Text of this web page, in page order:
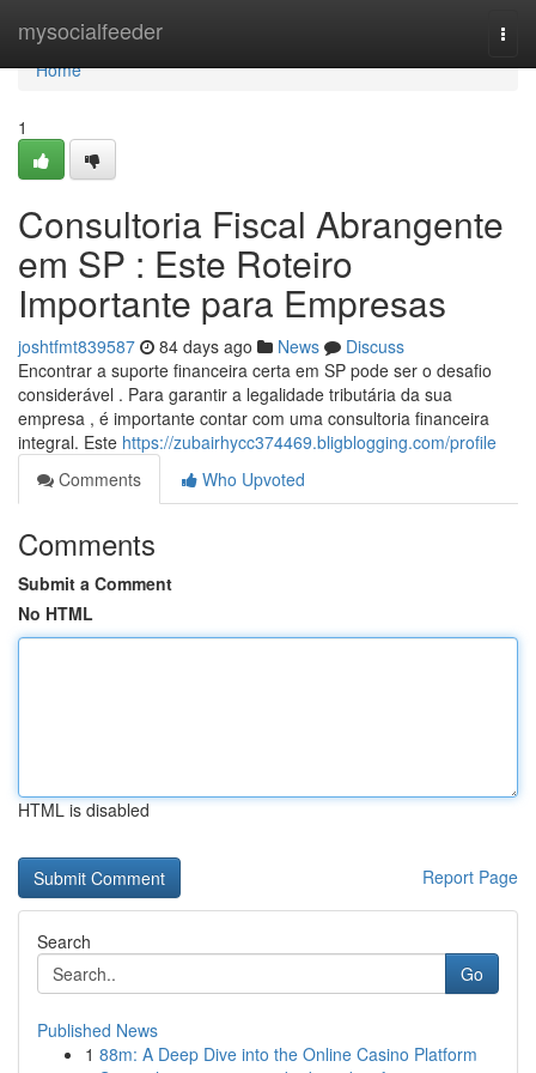
mysocialfeeder
Home
Home
1
Consultoria Fiscal Abrangente
em SP : Este Roteiro
Importante para Empresas
joshtfmt839587 84 days ago News
Discuss
Encontrar a suporte financeira certa em SP pode ser o desafio
considerável . Para garantir a legalidade tributária da sua
empresa , é importante contar com uma consultoria financeira
integral. Este https://zubairhycc374469.bligblogging.com/profile
Comments
Who Upvoted
Comments
Submit a Comment
No HTML
HTML is disabled
Report Page
Search
Go
Published News
1 88m: A Deep Dive into the Online Casino Platform